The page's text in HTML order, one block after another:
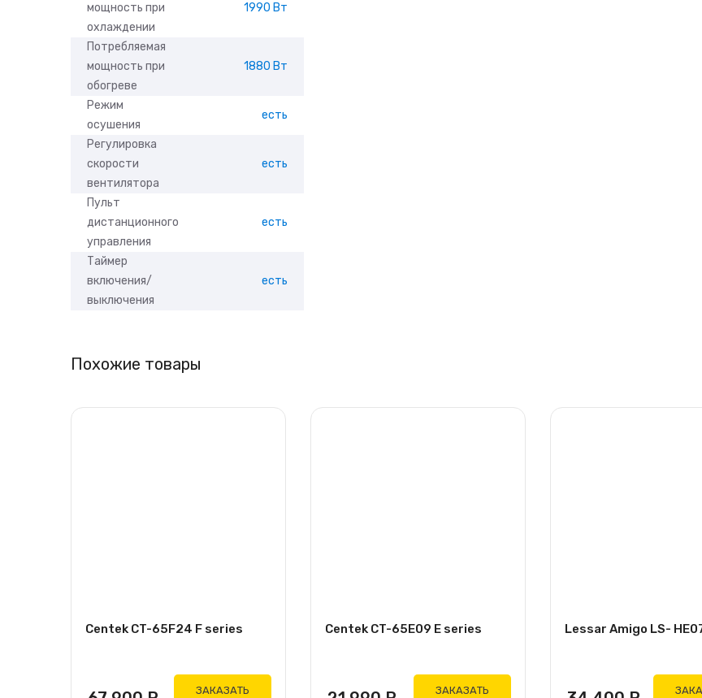
мощность при
охлаждении
1990 Вт
Потребляемая
мощность при
обогреве
1880 Вт
Режим
осушения
есть
Регулировка
скорости
вентилятора
есть
Пульт
дистанционного
управления
есть
Таймер
включения/
выключения
есть
Похожие товары
Centek CT-65F24 F series
ЗАКАЗАТЬ
Centek CT-65E09 E series
ЗАКАЗАТЬ
Lessar Amigo LS-